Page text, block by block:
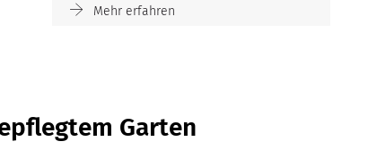
Mehr erfahren
Garten